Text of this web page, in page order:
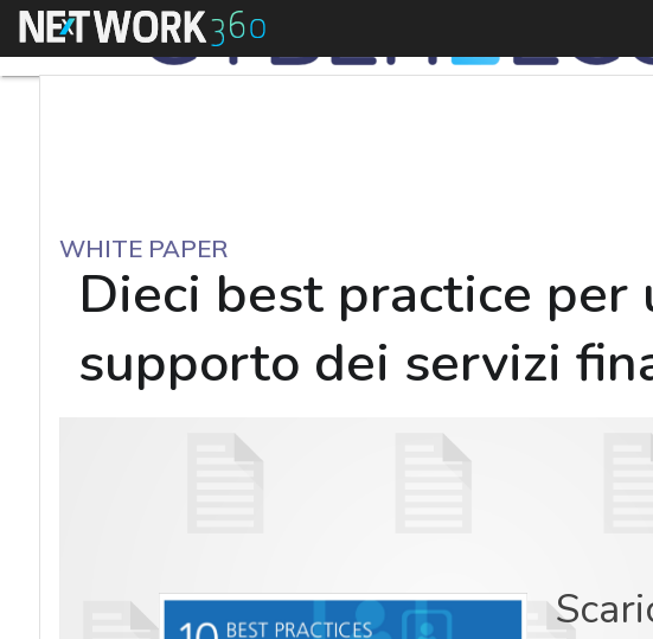
Menu
WHITE PAPER
Dieci best practice
supporto dei servizi